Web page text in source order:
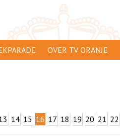
OVER TV ORANJE
14 15 16 17 18 19 20 21 22